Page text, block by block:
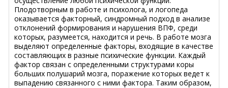
Плодотворным в работе и психолога, и логопеда
оказывается факторный, синдромный подход в анализе
отклонений формирования и нарушения ВПФ, среди
которых, разумеется, находится и речь. В работе мозга
выделяют определенные факторы, входящие в качестве
составляющих в разные психические функции. Каждый
фактор связан с определенными структурами коры
больших полушарий мозга, поражение которых ведет к
выпадению связанного с ними фактора. Таким образом,